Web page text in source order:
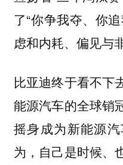
了“你争我夺、你
虑和内耗、偏见与
比亚迪终于看不下
能源汽车的全球销
摇身成为新能源
为，自己是时候、